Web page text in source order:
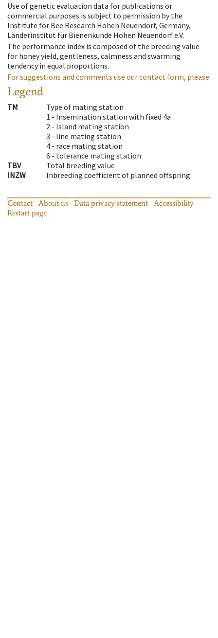
Use of genetic evaluation data for publications or
commercial purposes is subject to permission by the
Institute for Bee Research Hohen Neuendorf, Germany,
Länderinstitut für Bienenkunde Hohen Neuendorf e.V.
The performance index is composed of the breeding value
for honey yield, gentleness, calmness and swarming
tendency in equal proportions.
For suggestions and comments use our contact form, please.
Legend
TM
Type of mating station
1 - Insemination station with fixed 4a
2 - Island mating station
3 - line mating station
4 - race mating station
6 - tolerance mating station
TBV
Total breeding value
INZW
Inbreeding coefficient of planned offspring
Contact About us Data privacy statement
Accessibility
Restart page